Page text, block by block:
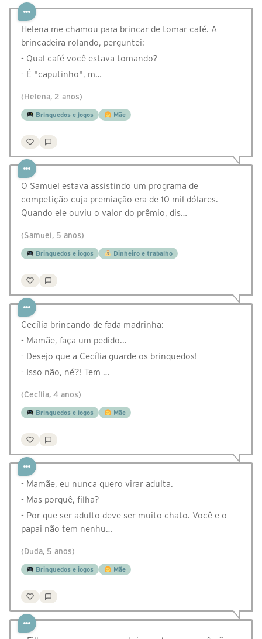
Helena me chamou para brincar de tomar café. A
brincadeira rolando, perguntei:
- Qual café você estava tomando?
- É "caputinho", m…
(Helena, 2 anos)
Brinquedos e jogos Mãe
O Samuel estava assistindo um programa de
competição cuja premiação era de 10 mil dólares.
Quando ele ouviu o valor do prêmio, dis…
(Samuel, 5 anos)
Brinquedos e jogos Dinheiro e trabalho
Cecília brincando de fada madrinha:
- Mamãe, faça um pedido...
- Desejo que a Cecília guarde os brinquedos!
- Isso não, né?! Tem …
(Cecília, 4 anos)
Brinquedos e jogos Mãe
- Mamãe, eu nunca quero virar adulta.
- Mas porquê, filha?
- Por que ser adulto deve ser muito chato. Você e o
papai não tem nenhu…
(Duda, 5 anos)
Brinquedos e jogos Mãe